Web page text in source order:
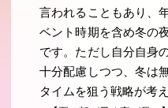
言われることもあり、
ベント時期を含め冬の
です。ただし自分自身
十分配慮しつつ、冬は
タイムを狙う戦略が考